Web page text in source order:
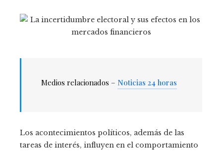
Medios relacionados – Noticias 24 horas
Los acontecimientos políticos, además de las
tareas de interés, influyen en el comportamiento